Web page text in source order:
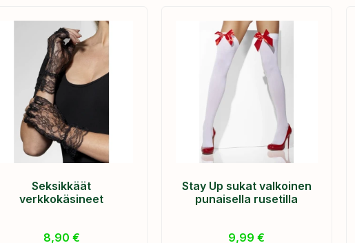
Seksikkäät
verkkokäsineet
8,90 €
Stay Up sukat valkoinen
punaisella rusetilla
9,99€